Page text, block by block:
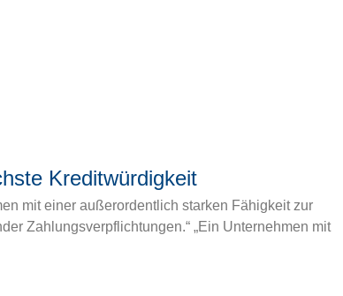
Kreditwürdigkeit
mit einer außerordentlich starken Fähigkeit zur
Zahlungsverpflichtungen.“ „Ein Unternehmen mit